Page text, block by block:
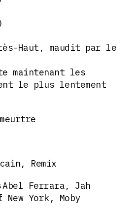
Haut, maudit par le
maintenant les
le plus lentement
Remix
Abel Ferrara, Jah
York, Moby